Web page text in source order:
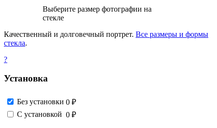
Выберите размер фотографии на
стекле
Качественный и долговечный портрет. Все размеры и формы
стекла.
?
Установка
Без установки 0 ₽
С установкой 0 ₽